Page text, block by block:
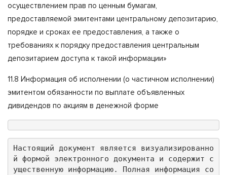
осуществлением прав по ценным бумагам,
предоставляемой эмитентами центральному депозитарию,
порядке и сроках ее предоставления, а также о
требованиях к порядку предоставления центральным
депозитарием доступа к такой информации»
11.8 Информация об исполнении (о частичном исполнении)
эмитентом обязанности по выплате объявленных
дивидендов по акциям в денежной форме
Настоящий документ является визуализированно
й формой электронного документа и содержит с
ущественную информацию. Полная информация со